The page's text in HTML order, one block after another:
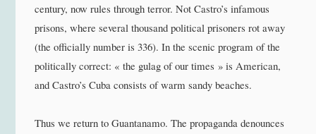
century, now rules through terror. Not Castro’s infamous
prisons, where several thousand political prisoners rot away
(the officially number is 336). In the scenic program of the
politically correct: « the gulag of our times » is American,
and Castro’s Cuba consists of warm sandy beaches.
Thus we return to Guantanamo. The propaganda denounces